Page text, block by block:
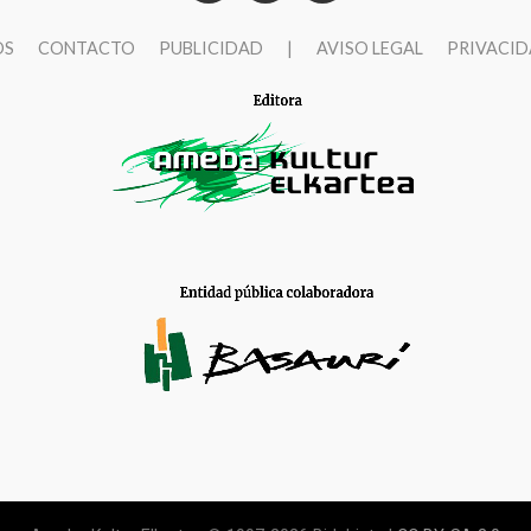
CONTACTO PUBLICIDAD | AVISO LEGAL